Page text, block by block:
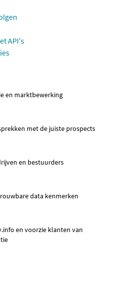
API's
en marktbewerking
met de juiste prospects
en bestuurders
data kenmerken
en voorzie klanten van